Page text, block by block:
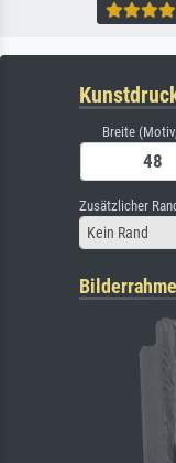
Breite
Zusätzlicher
Kein Rand